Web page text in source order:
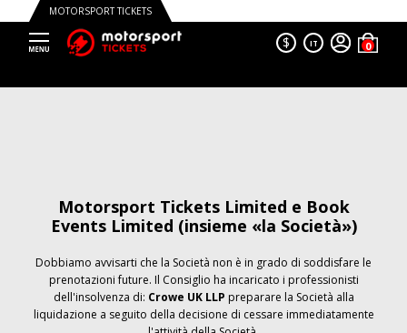
MOTORSPORT TICKETS
$ IT
Motorsport Tickets Limited e Book
Events Limited (insieme «la Società»)
Dobbiamo avvisarti che la Società non è in grado di soddisfare le
prenotazioni future. Il Consiglio ha incaricato i professionisti
dell'insolvenza di: Crowe UK LLP preparare la Società alla
liquidazione a seguito della decisione di cessare immediatamente